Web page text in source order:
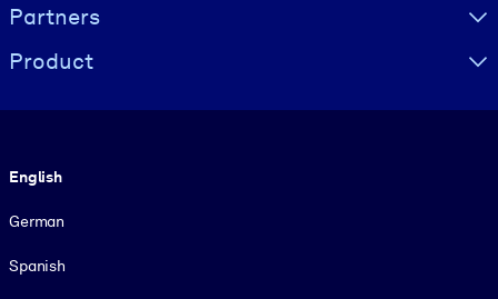
Partners
Product
English
German
Spanish